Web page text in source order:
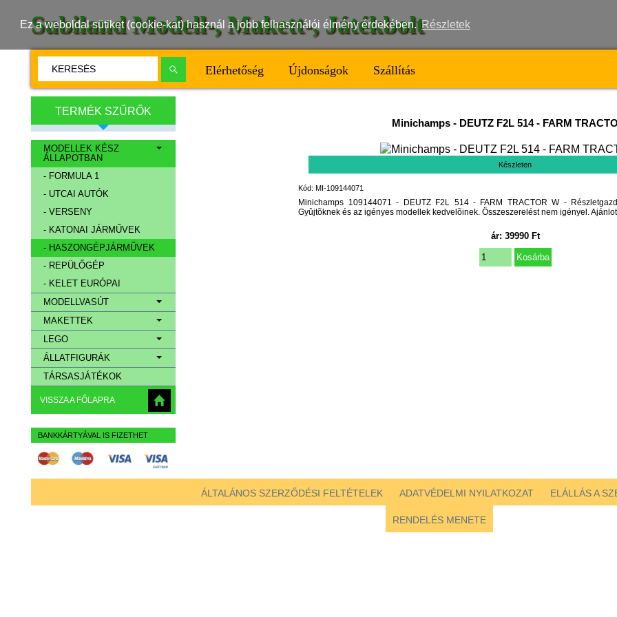
Ez a weboldal sütiket (cookie-kat) használ a jobb felhasználói élmény érdekében. Részletek
Subiland Modell-, Makett-, Játékbolt
Elérhetőség Újdonságok Szállítás
TERMÉK SZŰRŐK
MODELLEK KÉSZ
ÁLLAPOTBAN
- FORMULA 1
- UTCAI AUTÓK
- VERSENY
- KATONAI JÁRMŰVEK
- HASZONGÉPJÁRMŰVEK
- REPÜLŐGÉP
- KELET EURÓPAI
MODELLVASÚT
MAKETTEK
LEGO
ÁLLATFIGURÁK
TÁRSASJÁTÉKOK
VISSZA A FŐLAPRA
BANKKÁRTYÁVAL IS FIZETHET
Minichamps - DEUTZ F2L 514 - FARM
Készleten
Kód: MI-109144071
Minichamps 109144071 - DEUTZ F2L 514 - FARM TRACTOR W -
Gyûjtõknek és az igényes modellek kedvelõinek. Összeszerelést nem igényel.
ár: 39990Ft
ÁLTALÁNOS SZERZŐDÉSI FELTÉTELEK ADATVÉDELMI NYILATKOZAT ELÁLLÁS A
RENDELÉS MENETE